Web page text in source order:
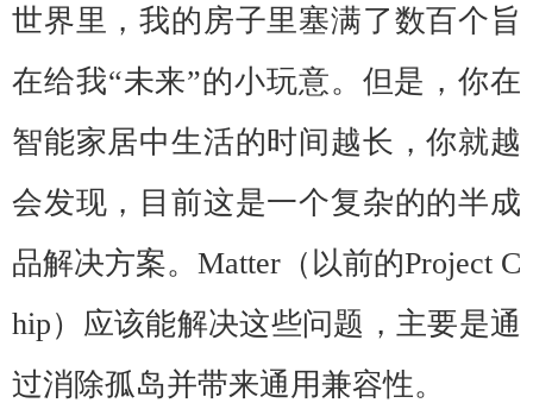
世界里，我的房子里塞满了数百个旨
在给我“未来”的小玩意。但是，你在
智能家居中生活的时间越长，你就越
会发现，目前这是一个复杂的的半成
品解决方案。 Matter（以前的Project C
hip）应该能解决这些问题，主要是通
过消除孤岛并带来通用兼容性。